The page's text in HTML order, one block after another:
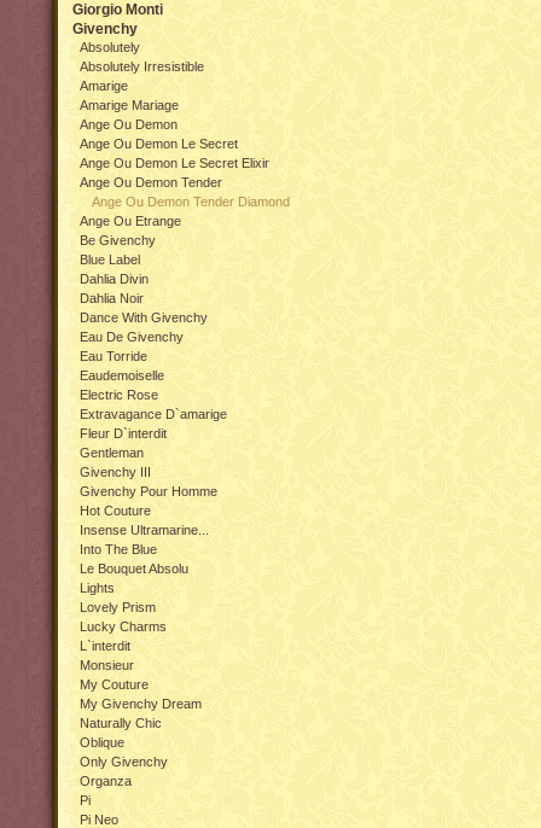
Giorgio Monti
Givenchy
Absolutely
Absolutely Irresistible
Amarige
Amarige Mariage
Ange Ou Demon
Ange Ou Demon Le Secret
Ange Ou Demon Le Secret Elixir
Ange Ou Demon Tender
Ange Ou Demon Tender Diamond
Ange Ou Etrange
Be Givenchy
Blue Label
Dahlia Divin
Dahlia Noir
Dance With Givenchy
Eau De Givenchy
Eau Torride
Eaudemoiselle
Electric Rose
Extravagance D`amarige
Fleur D`interdit
Gentleman
Givenchy III
Givenchy Pour Homme
Hot Couture
Insense Ultramarine...
Into The Blue
Le Bouquet Absolu
Lights
Lovely Prism
Lucky Charms
L`interdit
Monsieur
My Couture
My Givenchy Dream
Naturally Chic
Oblique
Only Givenchy
Organza
Pi
Pi Neo